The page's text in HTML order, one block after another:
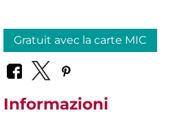
Gratuit avec la carte MIC
Informazioni